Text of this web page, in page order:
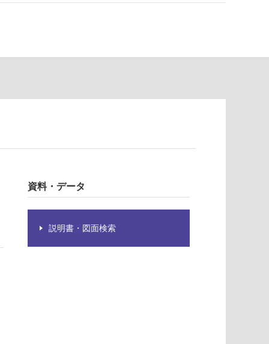
資料・データ
説明書・図面検索